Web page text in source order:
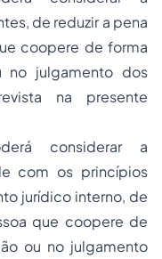
de reduzir a pena
coopere de forma
no julgamento dos
na presente
considerar a
com os princípios
jurídico interno, de
que coopere de
ou no julgamento